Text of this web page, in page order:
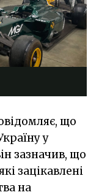
що
у
зазначив, що
зацікавлені
на